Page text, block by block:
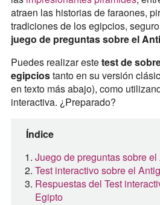
atraen las historias de faraones,
tradiciones de los egipcios,
juego de preguntas sobre el
Puedes realizar estetest de
egipciostanto en su versión
en texto más abajo), como
interactiva. ¿Preparado?
Índice
Juego de preguntas sobre
Test interactivo sobre el
Respuestas del Test
Egipto